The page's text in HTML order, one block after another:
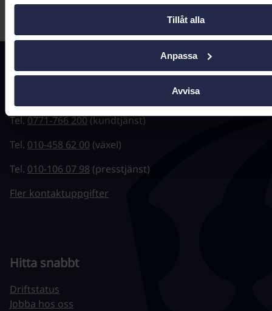
Tillåt alla
Anpassa
Avvisa
Kontakta oss
registrator@ehalsomyndigheten.se
Tel.0771-766 200(kundtjänst)
Tel. 010-458 62 00 (växel)
Tel. 010-106 07 98 (presstjänst)
Fler kontaktuppgifter
Hitta snabbt
Driftstatus
Jobba hos oss